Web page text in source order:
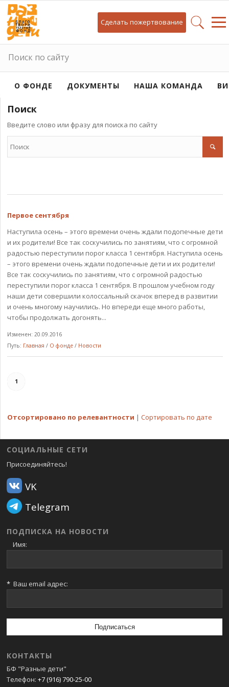
Сделать пожертвование
Поиск по сайту
О ФОНДЕ ДОКУМЕНТЫ НАША КОМАНДА
Поиск
Введите слово или фразу для поиска по сайту
Первое сентября
Наступила осень – этого времени очень ждали подопечные дети
и их родители! Все так соскучились по занятиям, что с огромной
радостью переступили порог класса 1 сентября. Наступила осень
– этого времени очень ждали подопечные дети и их родители!
Все так соскучились по занятиям, что с огромной радостью
переступили порог класса 1 сентября. В прошлом учебном году
наши дети совершили колоссальный скачок вперед в развитии
и очень многому научились. Но впереди еще много работы,
чтобы продолжать догонять...
Изменен: 20.09.2016
Путь: Главная / О фонде / Новости
1
Отсортировано по релевантности | Сортировать по дате
СОЦИАЛЬНЫЕ СЕТИ
Присоединяйтесь!
VK
Telegram
ПОДПИСКА НА НОВОСТИ
Имя:
* Ваш email адрес:
КОНТАКТЫ
БФ "Разные дети"
Телефон: +7 (916) 790-25-00